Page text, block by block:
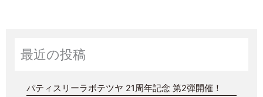
最近の投稿
パティスリーラボテツヤ 21周年記念 第2弾開催！